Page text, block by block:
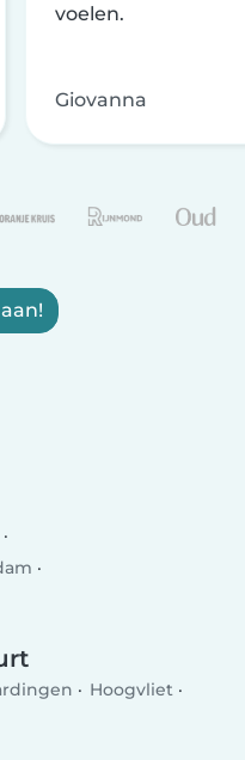
voelen.
Giovanna
Hoogvliet